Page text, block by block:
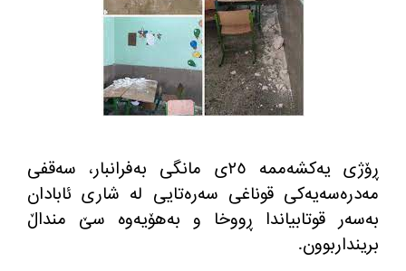
ڕۆژی یه‌كشه‌ممه‌ ٢٥ی مانگی به‌فرانبار، سه‌قفی
مه‌دره‌سه‌یه‌كی قوناغی سه‌ره‌تایی له‌ شاری ئابادان
به‌سه‌ر قوتابیاندا ڕووخا و به‌هۆیه‌وه‌ سێ منداڵ
برینداربوون.